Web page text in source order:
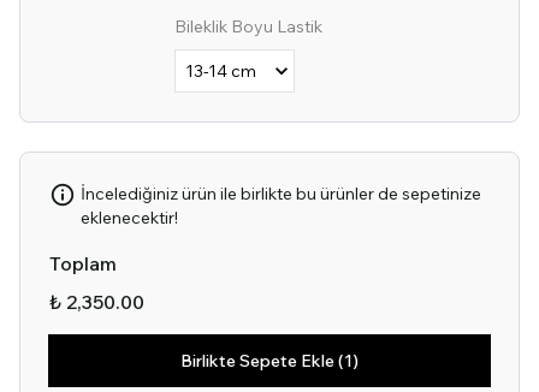
Bileklik Boyu Lastik
İncelediğiniz ürün ile birlikte bu ürünler de sepetinize
eklenecektir!
Toplam
₺ 2,350.00
Birlikte Sepete Ekle (1)